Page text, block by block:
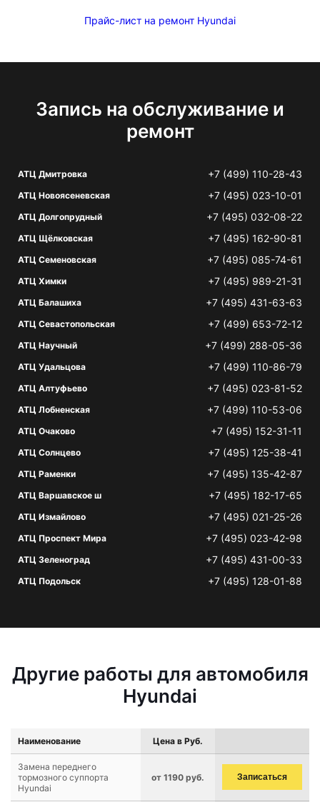
Прайс-лист на ремонт Hyundai
Запись на обслуживание и
ремонт
АТЦ Дмитровка +7 (499) 110-28-43
АТЦ Новоясеневская +7 (495) 023-10-01
АТЦ Долгопрудный +7 (495) 032-08-22
АТЦ Щёлковская +7 (495) 162-90-81
АТЦ Семеновская +7 (495) 085-74-61
АТЦ Химки +7 (495) 989-21-31
АТЦ Балашиха +7 (495) 431-63-63
АТЦ Севастопольская +7 (499) 653-72-12
АТЦ Научный +7 (499) 288-05-36
АТЦ Удальцова +7 (499) 110-86-79
АТЦ Алтуфьево +7 (495) 023-81-52
АТЦ Лобненская +7 (499) 110-53-06
АТЦ Очаково +7 (495) 152-31-11
АТЦ Солнцево +7 (495) 125-38-41
АТЦ Раменки +7 (495) 135-42-87
АТЦ Варшавское ш +7 (495) 182-17-65
АТЦ Измайлово +7 (495) 021-25-26
АТЦ Проспект Мира +7 (495) 023-42-98
АТЦ Зеленоград +7 (495) 431-00-33
АТЦ Подольск +7 (495) 128-01-88
Другие работы для автомобиля
Hyundai
Наименование Цена в Руб.
Замена переднего
тормозного суппорта
Hyundai
от 1190 руб. Записаться